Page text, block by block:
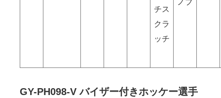
チス
クラ
ッチ
ノブ
GY-PH098-V バイザー付きホッケー選手